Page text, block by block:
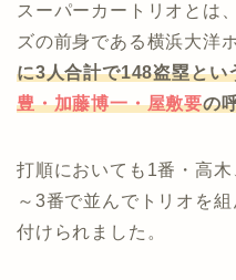
スーパーカートリオとは
ズの前身である横浜大洋
に3人合計で148盗塁とい
豊・加藤博一・屋敷要の
打順においても1番・高
～3番で並んでトリオを
付けられました。